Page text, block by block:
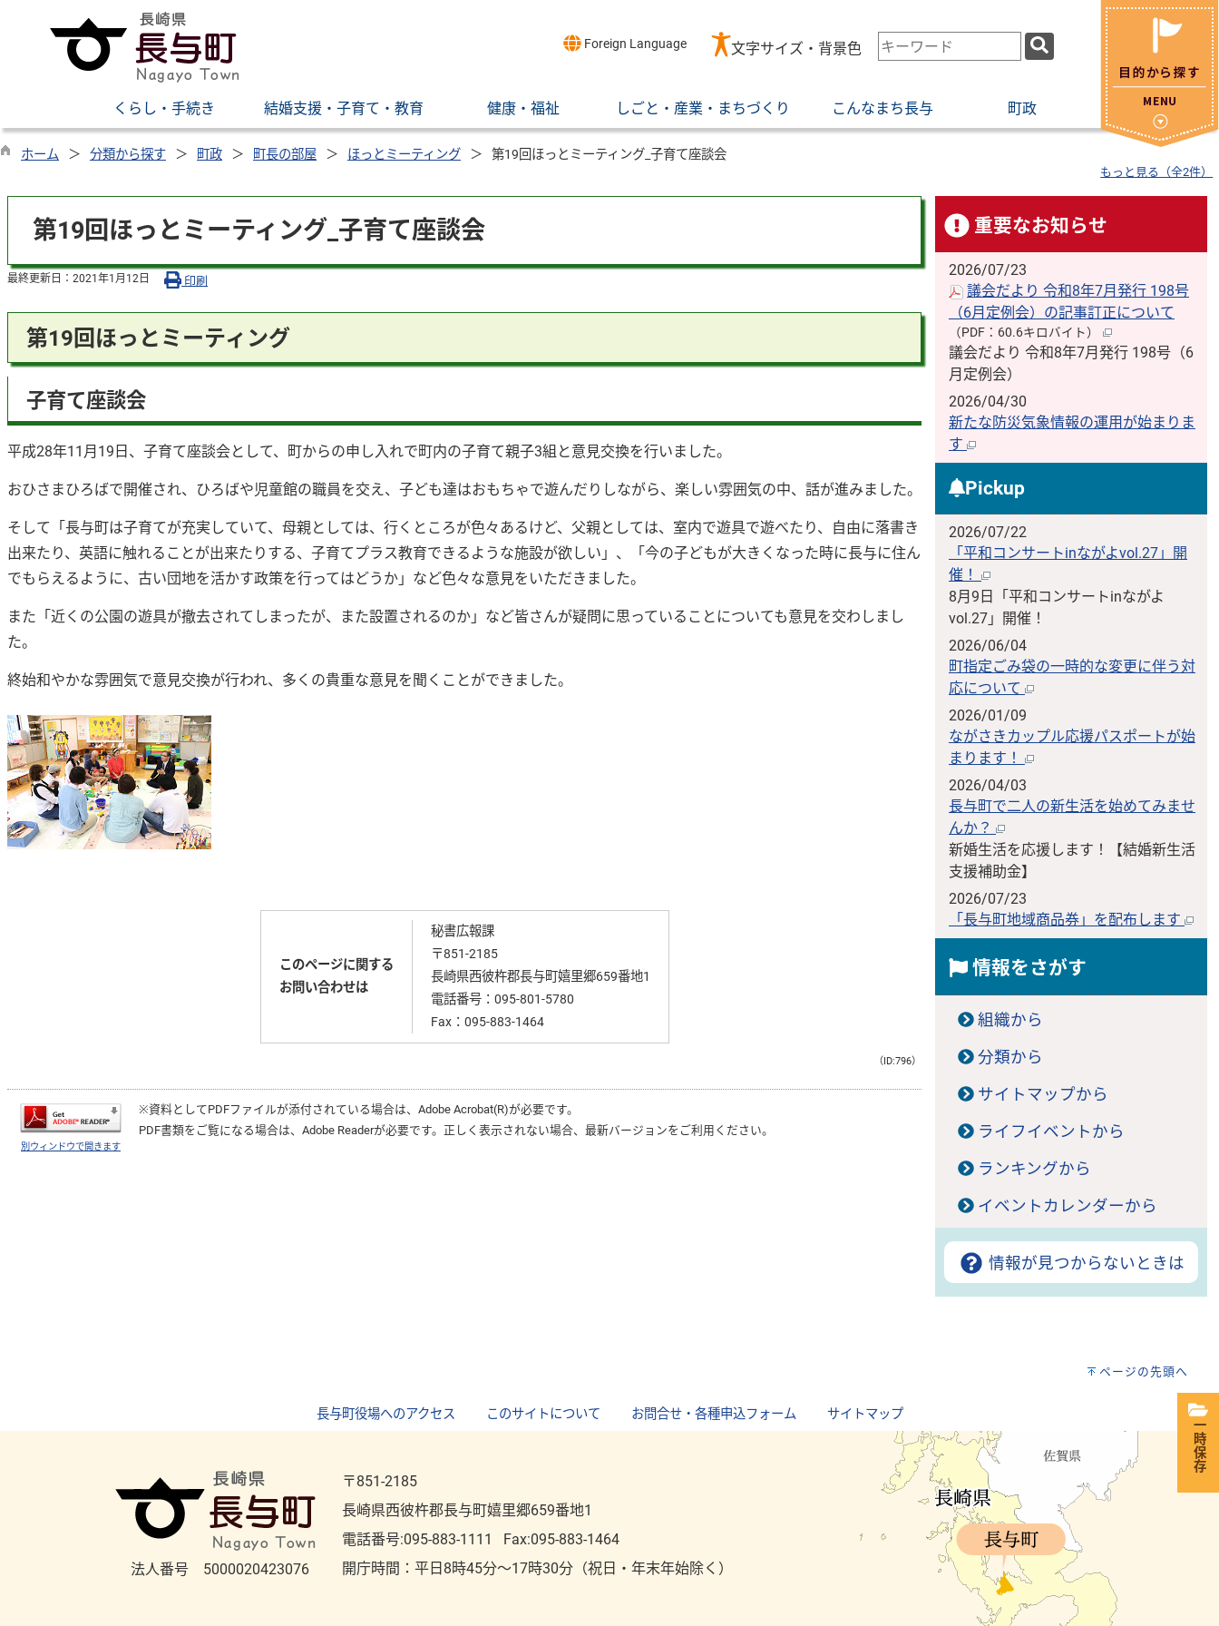
Foreign Language 文字サイズ・背景色
検
索
ー
ワ
くらし・手続き 結婚支援・子育て・教育 健康・福祉 しごと・産業・まちづくり こんなまち長与 町政
ホーム 分類から探す 町政 町長の部屋 ほっとミーティング 第19回ほっとミーティング_子育て座談会
もっと見る（全2件）
第19回ほっとミーティング_子育て座談会
最終更新日： 2021年1月12日 印刷
第19回ほっとミーティング
子育て座談会
平成28年11月19日、子育て座談会として、町からの申し入れで町内の子育て親子3組と意見交換を行いました。
おひさまひろばで開催され、ひろばや児童館の職員を交え、子ども達はおもちゃで遊んだりしながら、楽しい雰囲気の中、話が進みました。
そして「長与町は子育てが充実していて、母親としては、行くところが色々あるけど、父親としては、室内で遊具で遊べたり、自由に落書き
出来たり、英語に触れることが出来たりする、子育てプラス教育できるような施設が欲しい」、「今の子どもが大きくなった時に長与に住ん
でもらえるように、古い団地を活かす政策を行ってはどうか」など色々な意見をいただきました。
また「近くの公園の遊具が撤去されてしまったが、また設置されるのか」など皆さんが疑問に思っていることについても意見を交わしまし
た。
終始和やかな雰囲気で意見交換が行われ、多くの貴重な意見を聞くことができました。
このページに関する
お問い合わせは
秘書広報課
〒851-2185
長崎県西彼杵郡長与町嬉里郷659番地1
電話番号： 095-801-5780
Fax：095-883-1464
（ID:796）
別ウィンドウで開きます
※資料としてPDFファイルが添付されている場合は、 Adobe Acrobat(R)が必要です。
PDF書類をご覧になる場合は、 Adobe Readerが必要です。正しく表示されない場合、最新バージョンをご利用ください。
重要なお知らせ
2026/07/23
議会だより 令和8年7月発行 198号
（6月定例会）の記事訂正について
（PDF：60.6キロバイト）
議会だより 令和8年7月発行 198号（6
月定例会）
2026/04/30
新たな防災気象情報の運用が始まりま
す
Pickup
2026/07/22
「平和コンサートinながよvol.27」開
催！
8月9日「平和コンサートinながよ
vol.27」開催！
2026/06/04
町指定ごみ袋の一時的な変更に伴う対
応について
2026/01/09
ながさきカップル応援パスポートが始
まります！
2026/04/03
長与町で二人の新生活を始めてみませ
んか？
新婚生活を応援します！【結婚新生活
支援補助金】
2026/07/23
「長与町地域商品券」を配布します
情報をさがす
組織から
分類から
サイトマップから
ライフイベントから
ランキングから
イベントカレンダーから
情報が見つからないときは
ページの先頭へ
長与町役場へのアクセス このサイトについて お問合せ・各種申込フォーム サイトマップ
法人番号 5000020423076
〒851-2185
長崎県西彼杵郡長与町嬉里郷659番地1
電話番号:095-883-1111
Fax:095-883-1464
開庁時間：平⽇8時45分～17時30分（祝⽇・年末年始除く）
一時保存